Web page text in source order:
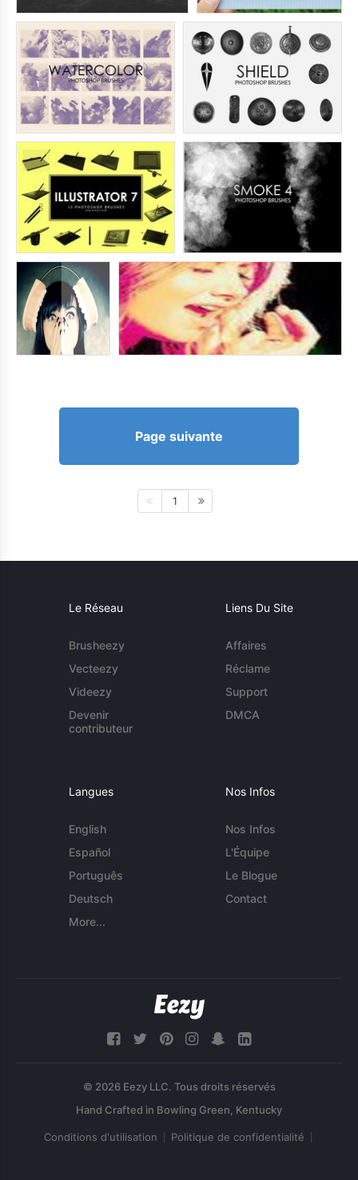
Page suivante
1
Le Réseau
Brusheezy
Vecteezy
Videezy
Devenir
contributeur
Liens Du Site
Affaires
Réclame
Support
DMCA
Langues
English
Español
Português
Deutsch
More...
Nos Infos
Nos Infos
L'Équipe
Le Blogue
Contact
© 2026 Eezy LLC. Tous droits réservés
Conditions d'utilisation Politique de confidentialité